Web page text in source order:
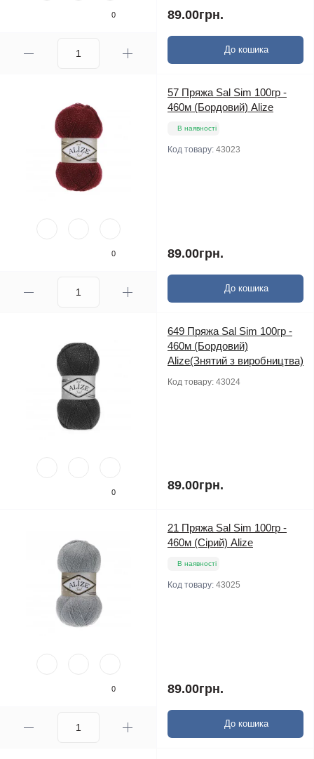
0 89.00грн.
До кошика
0
57 Пряжа Sal Sim 100гр -
460м (Бордовий) Alize
В наявності
Код товару: 43023
89.00грн.
До кошика
0
649 Пряжа Sal Sim 100гр -
460м (Бордовий)
Alize(Знятий з виробництва)
Код товару: 43024
89.00грн.
0
21 Пряжа Sal Sim 100гр -
460м (Сірий) Alize
В наявності
Код товару: 43025
89.00грн.
До кошика